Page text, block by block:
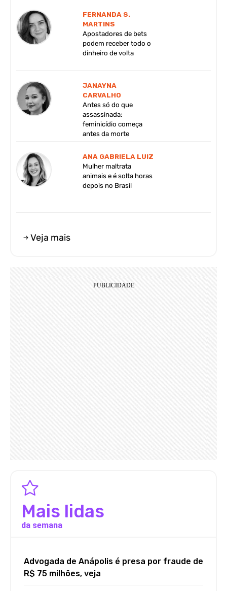
FERNANDA S.
MARTINS
Apostadores de bets
podem receber todo o
dinheiro de volta
JANAYNA
CARVALHO
Antes só do que
assassinada:
feminicídio começa
antes da morte
ANA GABRIELA LUIZ
Mulher maltrata
animais e é solta horas
depois no Brasil
Veja mais
Mais lidas
da semana
Advogada de Anápolis é presa por fraude de
R$ 75 milhões, veja